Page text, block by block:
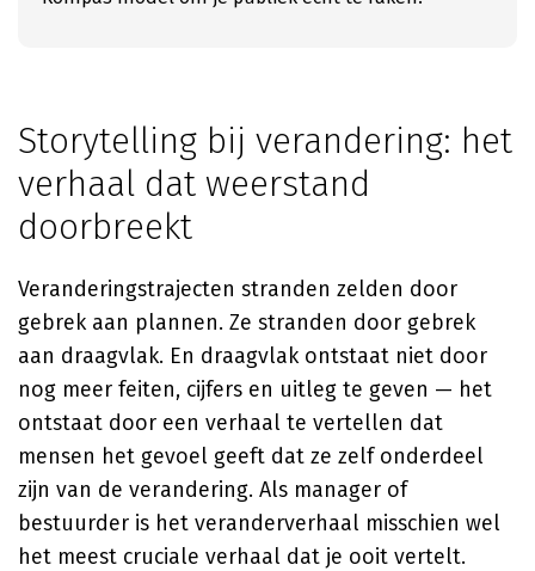
Storytelling bij verandering: het
verhaal dat weerstand
doorbreekt
Veranderingstrajecten stranden zelden door
gebrek aan plannen. Ze stranden door gebrek
aan draagvlak. En draagvlak ontstaat niet door
nog meer feiten, cijfers en uitleg te geven — het
ontstaat door een verhaal te vertellen dat
mensen het gevoel geeft dat ze zelf onderdeel
zijn van de verandering. Als manager of
bestuurder is het veranderverhaal misschien wel
het meest cruciale verhaal dat je ooit vertelt.